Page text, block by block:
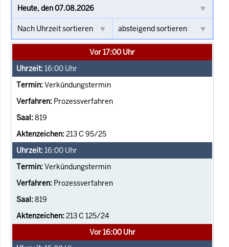
Vor 17:00 Uhr
16:00 Uhr
Verkündungstermin
Prozessverfahren
819
213 C 95/25
16:00 Uhr
Verkündungstermin
Prozessverfahren
819
213 C 125/24
Vor 16:00 Uhr